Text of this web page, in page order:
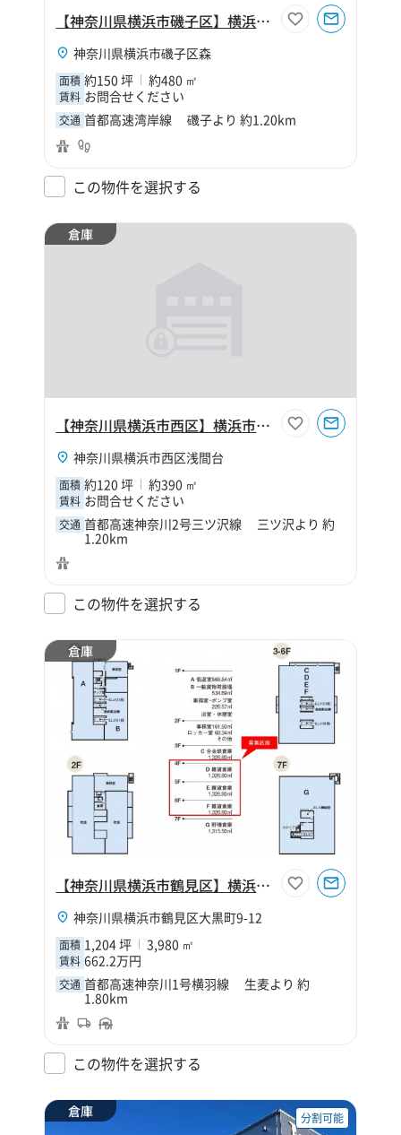
【神奈川県横浜市磯子区】横浜市磯子区森2丁目150坪倉庫
神奈川県横浜市磯子区森
面積 約150 坪 約480 ㎡
賃料 お問合せください
交通 首都高速湾岸線 磯子より 約1.20km
この物件を選択する
倉庫
【神奈川県横浜市西区】横浜市西区浅間台120坪倉庫
神奈川県横浜市西区浅間台
面積 約120 坪 約390 ㎡
賃料 お問合せください
交通 首都高速神奈川2号三ツ沢線 三ツ沢より 約
1.20km
この物件を選択する
倉庫
【神奈川県横浜市鶴見区】横浜市鶴見区大黒町9丁目1204坪倉庫
神奈川県横浜市鶴見区大黒町9-12
面積 1,204 坪 3,980 ㎡
賃料 662.2万円
交通 首都高速神奈川1号横羽線 生麦より 約
1.80km
この物件を選択する
倉庫 分割可能